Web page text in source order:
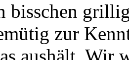
bisschen
zur